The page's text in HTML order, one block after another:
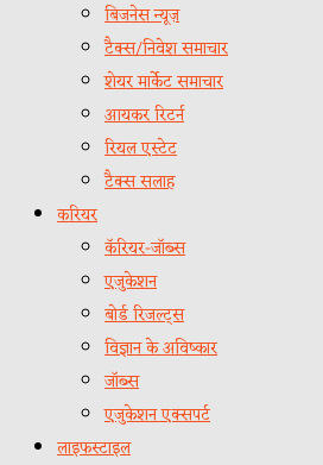
बिजनेस न्यूज़
टैक्स/निवेश समाचार
शेयर मार्केट समाचार
आयकर रिटर्न
रियल एस्टेट
टैक्स सलाह
करियर
कॅरियर-जॉब्स
एजुकेशन
बोर्ड रिजल्ट्स
विज्ञान के अविष्कार
जॉब्स
एजुकेशन एक्सपर्ट
लाइफस्टाइल